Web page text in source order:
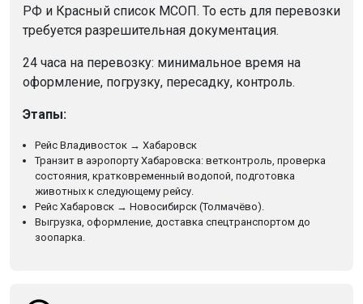
РФ и Красный список МСОП. То есть для перевозки
требуется разрешительная документация.
24 часа на перевозку: минимальное время на
оформление, погрузку, пересадку, контроль.
Этапы:
Рейс Владивосток → Хабаровск
Транзит в аэропорту Хабаровска: ветконтроль, проверка
состояния, кратковременный водопой, подготовка
животных к следующему рейсу.
Рейс Хабаровск → Новосибирск (Толмачёво).
Выгрузка, оформление, доставка спецтранспортом до
зоопарка.